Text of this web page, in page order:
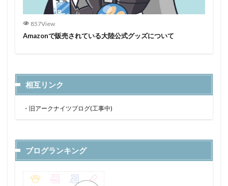
857View
Amazonで販売されている大陸公式グッズについて
相互リンク
・ 旧アークナイツブログ(工事中)
ブログランキング